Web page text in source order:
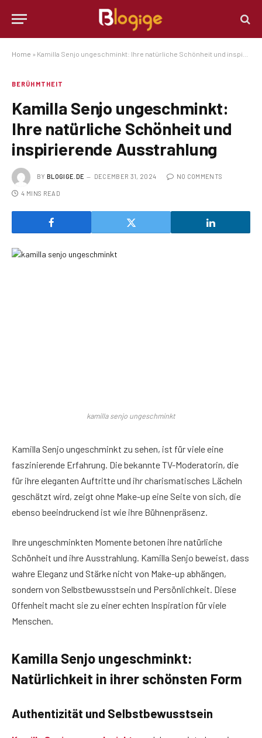
Home » Kamilla Senjo ungeschminkt: Ihre natürliche Schönheit und inspirierende Ausstrahlung
BERÜHMTHEIT
Kamilla Senjo ungeschminkt:
Ihre natürliche Schönheit und
inspirierende Ausstrahlung
BY BLOGIGE.DE DECEMBER 31, 2024 NO COMMENTS
4 MINS READ
kamilla senjo ungeschminkt
Kamilla Senjo ungeschminkt zu sehen, ist für viele eine
faszinierende Erfahrung. Die bekannte TV-Moderatorin, die
für ihre eleganten Auftritte und ihr charismatisches Lächeln
geschätzt wird, zeigt ohne Make-up eine Seite von sich, die
ebenso beeindruckend ist wie ihre Bühnenpräsenz.
Ihre ungeschminkten Momente betonen ihre natürliche
Schönheit und ihre Ausstrahlung. Kamilla Senjo beweist, dass
wahre Eleganz und Stärke nicht von Make-up abhängen,
sondern von Selbstbewusstsein und Persönlichkeit. Diese
Offenheit macht sie zu einer echten Inspiration für viele
Menschen.
Kamilla Senjo ungeschminkt:
Natürlichkeit in ihrer schönsten Form
Authentizität und Selbstbewusstsein